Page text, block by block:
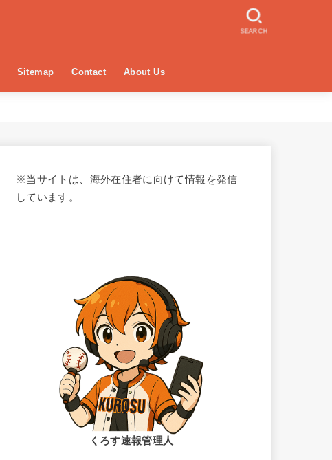
Sitemap Contact About Us
SEARCH
※当サイトは、海外在住者に向けて情報を発信
しています。
くろす速報管理人